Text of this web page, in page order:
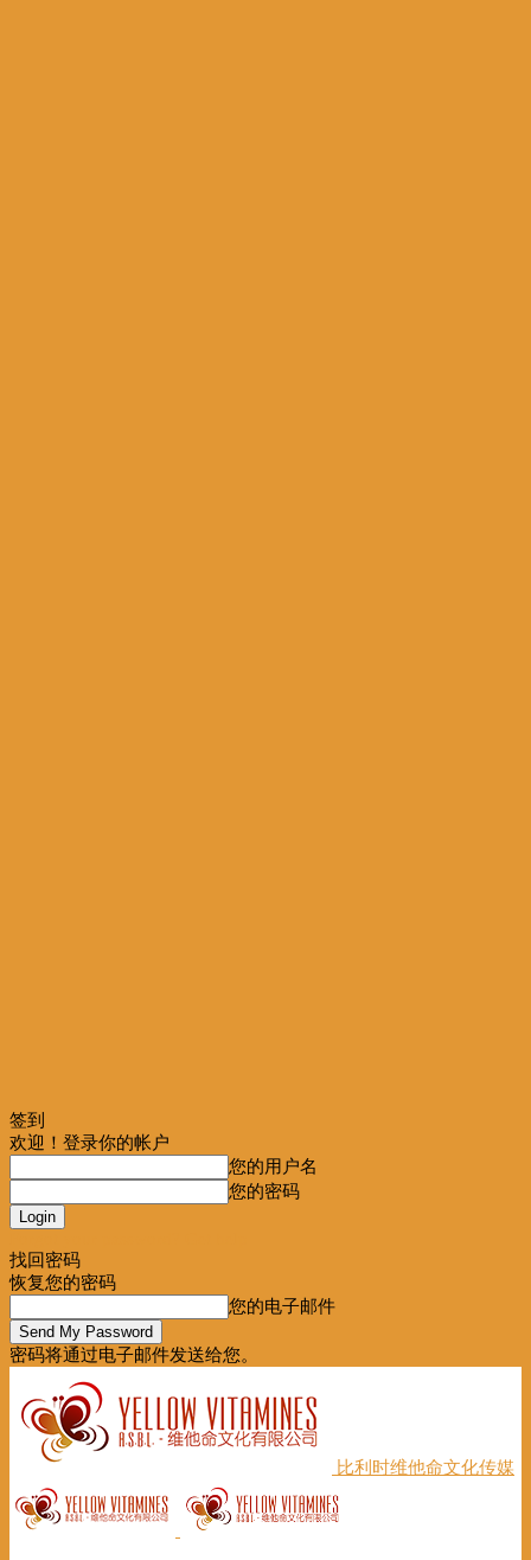
签到
欢迎！登录你的帐户
您的用户名
您的密码
找回密码
恢复您的密码
您的电子邮件
密码将通过电子邮件发送给您。
比利时维他命文化传媒